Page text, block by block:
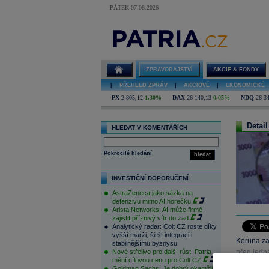
PÁTEK 07.08.2026
ZPRAVODAJSTVÍ AKCIE & FONDY
PŘEHLED ZPRÁV AKCIOVÉ EKONOMICKÉ
PX 2 805,12 1,30% DAX 26 140,13 0,05% NDQ 26
HLEDAT V KOMENTÁŘÍCH
hledat
Pokročilé hledání
INVESTIČNÍ DOPORUČENÍ
AstraZeneca jako sázka na
defenzivu mimo AI horečku
Arista Networks: AI může firmě
zajistit příznivý vítr do zad
Analytický radar: Colt CZ roste díky
vyšší marži, širší integraci i
stabilnějšímu byznysu
Nové střelivo pro další růst. Patria
mění cílovou cenu pro Colt CZ
Koruna
před